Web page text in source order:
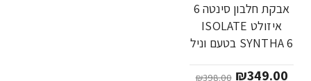
אבקת חלבון סינטה 6
איזולט ISOLATE
SYNTHA 6 בטעם וניל
₪349.00
₪398.00